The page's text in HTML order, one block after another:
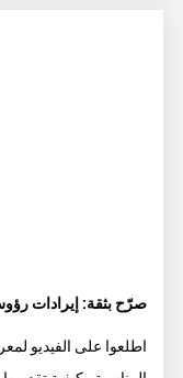
صرّح بثقة: إيرادات
اطلعوا على الفيديو